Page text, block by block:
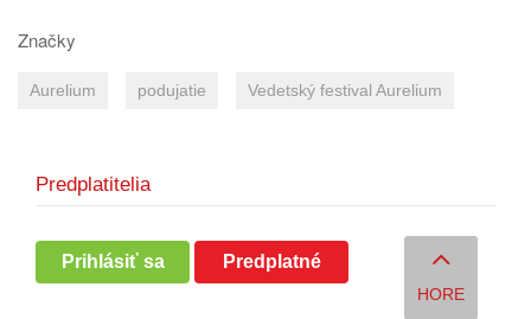
Značky
Aurelium podujatie Vedetský festival Aurelium
Predplatitelia
Prihlásiť sa Predplatné
HORE